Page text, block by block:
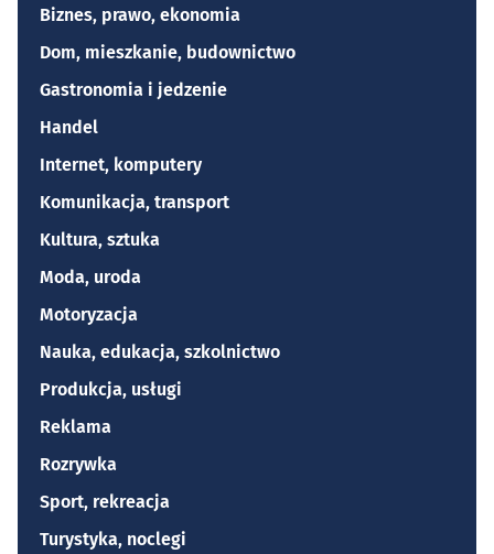
Biznes, prawo, ekonomia
Dom, mieszkanie, budownictwo
Gastronomia i jedzenie
Handel
Internet, komputery
Komunikacja, transport
Kultura, sztuka
Moda, uroda
Motoryzacja
Nauka, edukacja, szkolnictwo
Produkcja, usługi
Reklama
Rozrywka
Sport, rekreacja
Turystyka, noclegi